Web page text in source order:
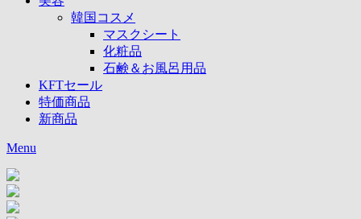
韓国コスメ
マスクシート
化粧品
石鹸＆お風呂用品
KFTセール
特価商品
新商品
Menu